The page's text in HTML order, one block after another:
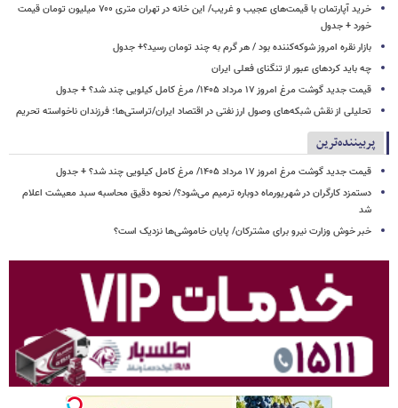
خرید آپارتمان با قیمت‌های عجیب و غریب/ این خانه در تهران متری ۷۰۰ میلیون تومان قیمت
خورد + جدول
بازار نقره امروز شوکه‌کننده بود / هر گرم به چند تومان رسید؟+ جدول
چه باید کردهای عبور از تنگنای فعلی ایران
قیمت جدید گوشت مرغ امروز ۱۷ مرداد ۱۴۰۵/ مرغ کامل کیلویی چند شد؟ + جدول
تحلیلی از نقش شبکه‌های وصول ارز نفتی در اقتصاد ایران/تراستی‌ها؛ فرزندان ناخواسته تحریم
پربیننده‌ترین
قیمت جدید گوشت مرغ امروز ۱۷ مرداد ۱۴۰۵/ مرغ کامل کیلویی چند شد؟ + جدول
دستمزد کارگران در شهریورماه دوباره ترمیم می‌شود؟/ نحوه دقیق محاسبه سبد معیشت اعلام
شد
خبر خوش وزارت نیرو برای مشترکان/ پایان خاموشی‌ها نزدیک است؟